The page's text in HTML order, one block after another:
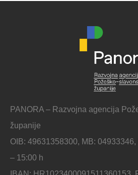
PANORA – Razvojna agencija
županije
OIB: 49631358300, MB:
– 15:00 h